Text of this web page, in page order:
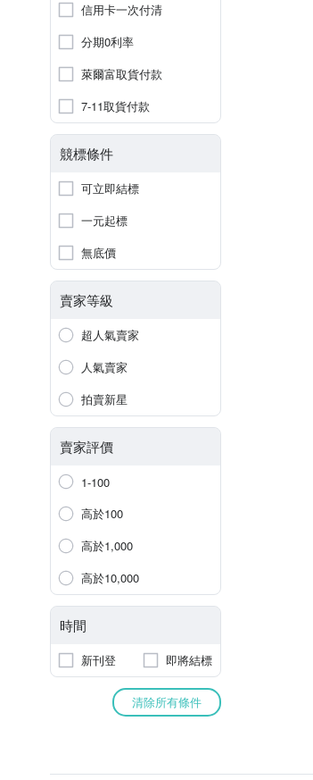
信用卡一次付清
分期0利率
萊爾富取貨付款
7-11取貨付款
競標條件
可立即結標
一元起標
無底價
賣家等級
超人氣賣家
人氣賣家
拍賣新星
賣家評價
1-100
高於100
高於1,000
高於10,000
時間
新刊登 即將結標
清除所有條件